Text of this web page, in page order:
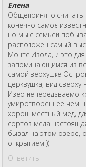
Елена
Общепринято
конечно самое
но мы с семьей
расположен самый
Монте Изола, и это
запоминающимся из
самой верхушке
церквушка, вид
Изео непередаваемо
умиротвореннее чем
хорош местный мёд,
сортов мёда
бывал на этом озере,
открытием ))
Ответить